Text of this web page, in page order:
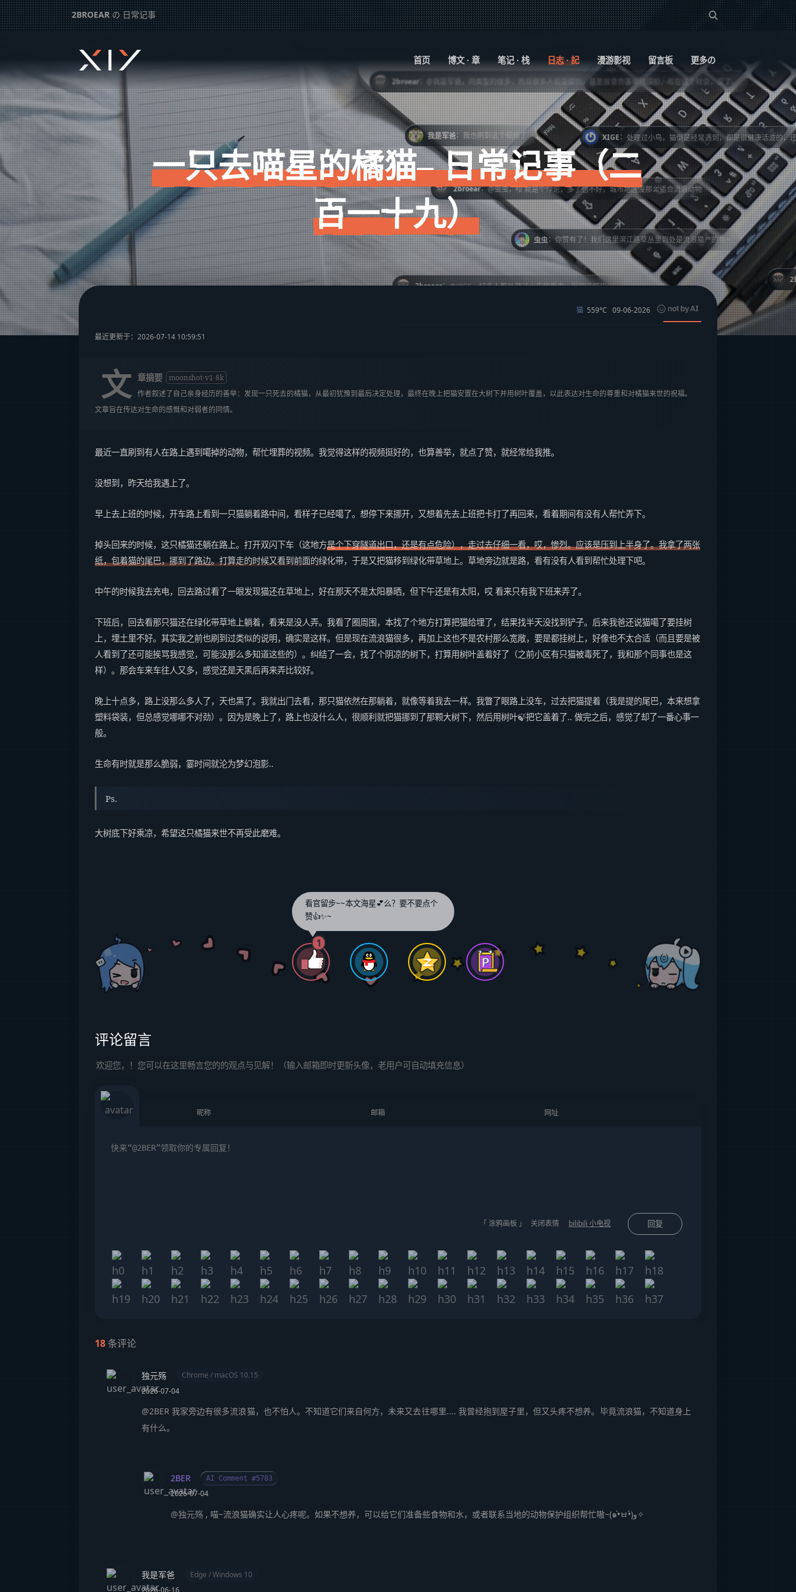
2BROEARの 日常记事
下一篇：压到猫了– 日常记事（二百一十八）
首页 博文 · 章 笔记 · 栈 日志 · 記 漫游影视 留言板 更多の
一只去喵星的橘猫– 日常记事（二
百一十九）
2broear：@我是军爸，同类型的很多，而且很多人说是摆拍，甚至故意伤害动物摆拍，现在这个社会，变了。
我是军爸：我也刷到这个视频了
2broear：@虫虫，哎 就是个悖论，多了也不好，城市地区没那么适合流浪动物
虫虫：你赞有了！我们这里滨江路草丛里到处是流浪猫产的崽~
2broear：@XIGE，好多人都处理过小鸟啊看来，拐回了野猫👍🏻
XIGE：处理过小鸟，猫倒是经常遇到，都是很健康活波的，还拐回了野猫哈
2broear @紫慕，
紫慕：小时候在河边发现许多死掉的鸟，就会去把鸟埋在土里，还会用石头立个碑。
猫 559°C 09-06-2026
最近更新于：2026-07-14 10:59:51
文 章摘要
moonshot-v1-8k
作者叙述了自己亲身经历的善举：发现一只死去的橘猫，从最初犹豫到最后决定处理，最终在晚上把猫安置在大树下并用树叶覆盖，以此表达对生命的尊重和对橘猫来世的祝福。
文章旨在传达对生命的感慨和对弱者的同情。
最近一直刷到有人在路上遇到噶掉的动物，帮忙埋葬的视频。我觉得这样的视频挺好的，也算善举，就点了赞，就经常给我推。
没想到，昨天给我遇上了。
早上去上班的时候，开车路上看到一只猫躺着路中间，看样子已经噶了。想停下来挪开，又想着先去上班把卡打了再回来，看着期间有没有人帮忙弄下。
掉头回来的时候，这只橘猫还躺在路上。打开双闪下车（这地方是个下穿隧道出口，还是有点危险），走过去仔细一看，哎，惨烈。应该是压到上半身了。我拿了两张
纸，包着猫的尾巴，挪到了路边。打算走的时候又看到前面的绿化带，于是又把猫移到绿化带草地上。草地旁边就是路，看有没有人看到帮忙处理下吧。
中午的时候我去充电，回去路过看了一眼发现猫还在草地上，好在那天不是太阳暴晒，但下午还是有太阳，哎 看来只有我下班来弄了。
下班后，回去看那只猫还在绿化带草地上躺着，看来是没人弄。我看了圈周围，本找了个地方打算把猫给埋了，结果找半天没找到铲子。后来我爸还说猫噶了要挂树
上，埋土里不好。其实我之前也刷到过类似的说明，确实是这样。但是现在流浪猫很多，再加上这也不是农村那么宽敞，要是都挂树上，好像也不太合适（而且要是被
人看到了还可能挨骂我感觉，可能没那么多知道这些的）。纠结了一会，找了个阴凉的树下，打算用树叶盖着好了（之前小区有只猫被毒死了，我和那个同事也是这
样）。那会车来车往人又多，感觉还是天黑后再来弄比较好。
晚上十点多，路上没那么多人了，天也黑了。我就出门去看，那只猫依然在那躺着，就像等着我去一样。我瞥了眼路上没车，过去把猫提着（我是提的尾巴，本来想拿
塑料袋装，但总感觉哪哪不对劲）。因为是晚上了，路上也没什么人，很顺利就把猫挪到了那颗大树下，然后用树叶🍃把它盖着了.. 做完之后，感觉了却了一番心事一
般。
生命有时就是那么脆弱，霎时间就沦为梦幻泡影..
Ps.
大树底下好乘凉，希望这只橘猫来世不再受此磨难。
看官留步~~本文海星💕么？要不要点个
赞👍✨~
1
评论留言
欢迎您，！您可以在这里畅言您的的观点与见解！（输入邮箱即时更新头像，老用户可自动填充信息）
「 涂鸦画板 」 关闭表情 bilibili 小电视 回复
18条评论
独元殇
Chrome / macOS 10.15
2026-07-04
@2BER 我家旁边有很多流浪猫，也不怕人。不知道它们来自何方，未来又去往哪里.... 我曾经抱到屋子里，但又头疼不想养。毕竟流浪猫，不知道身上
有什么。
2BER AI Comment #5783
2026-07-04
@独元殇 , 喵~流浪猫确实让人心疼呢。如果不想养，可以给它们准备些食物和水，或者联系当地的动物保护组织帮忙嗷~(๑•̀ㅂ•́)و✧
我是军爸
Edge / Windows 10